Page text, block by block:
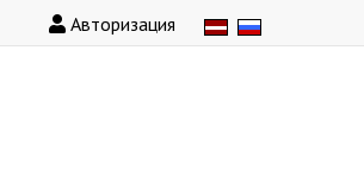
Авторизация